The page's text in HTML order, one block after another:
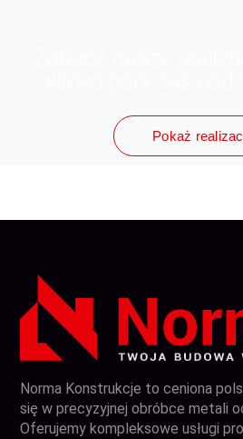
Pokaż
Norma Konstrukcje to ceniona
się w precyzyjnej obróbce metali
Oferujemy kompleksowe usługi